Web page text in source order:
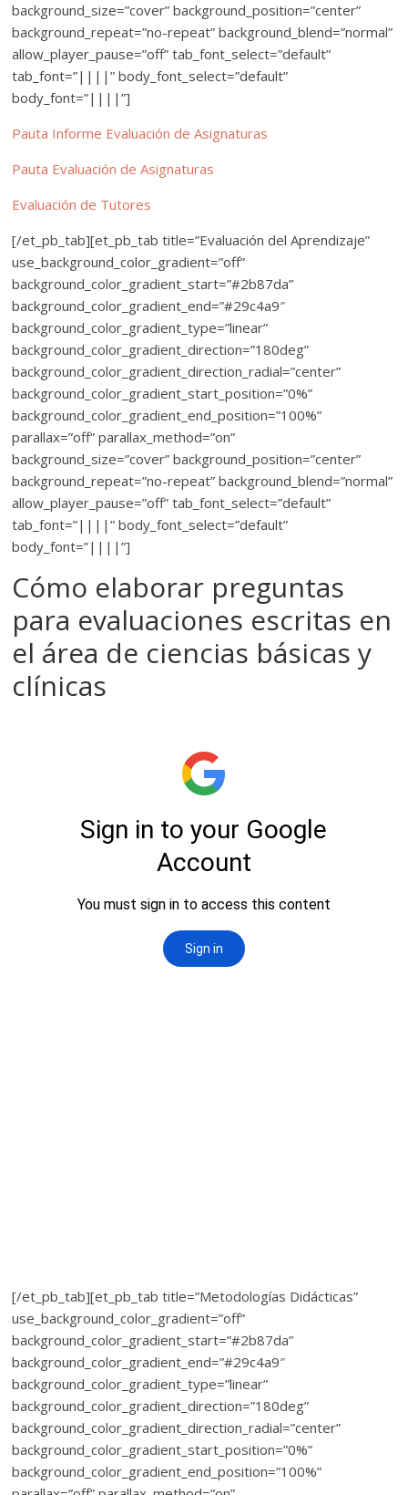
background_size=”cover” background_position=”center”
background_repeat=”no-repeat” background_blend=”normal”
allow_player_pause=”off” tab_font_select=”default”
tab_font=”||||” body_font_select=”default”
body_font=”||||”]
Pauta Informe Evaluación de Asignaturas
Pauta Evaluación de Asignaturas
Evaluación de Tutores
[/et_pb_tab][et_pb_tab title=”Evaluación del Aprendizaje”
use_background_color_gradient=”off”
background_color_gradient_start=”#2b87da”
background_color_gradient_end=”#29c4a9″
background_color_gradient_type=”linear”
background_color_gradient_direction=”180deg”
background_color_gradient_direction_radial=”center”
background_color_gradient_start_position=”0%”
background_color_gradient_end_position=”100%”
parallax=”off” parallax_method=”on”
background_size=”cover” background_position=”center”
background_repeat=”no-repeat” background_blend=”normal”
allow_player_pause=”off” tab_font_select=”default”
tab_font=”||||” body_font_select=”default”
body_font=”||||”]
Cómo elaborar preguntas
para evaluaciones escritas en
el área de ciencias básicas y
clínicas
[/et_pb_tab][et_pb_tab title=”Metodologías Didácticas”
use_background_color_gradient=”off”
background_color_gradient_start=”#2b87da”
background_color_gradient_end=”#29c4a9″
background_color_gradient_type=”linear”
background_color_gradient_direction=”180deg”
background_color_gradient_direction_radial=”center”
background_color_gradient_start_position=”0%”
background_color_gradient_end_position=”100%”